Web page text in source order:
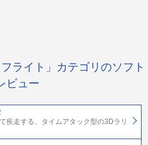
ライト」カテゴリのソフト
ビュー
疾走する、タイムアタック型の3Dラリ